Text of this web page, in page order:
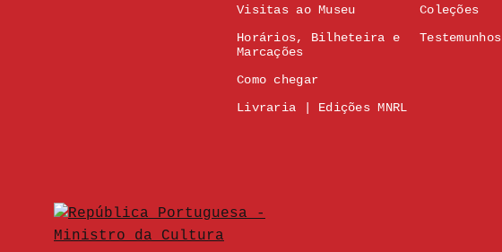
Visitas ao Museu
Horários, Bilheteira e
Marcações
Como chegar
Livraria | Edições MNRL
Coleções
Testemunhos